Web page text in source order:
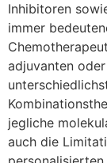
Inhibitoren
immer
adjuvanten
jegliche
auch die